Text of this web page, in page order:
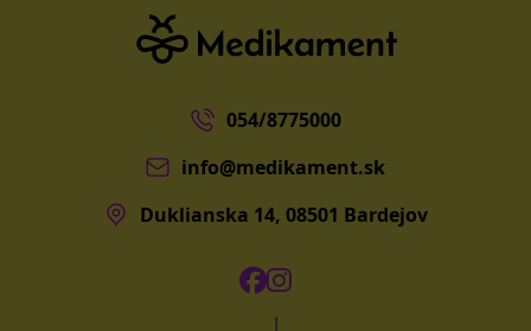
054/8775000
info@medikament.sk
Duklianska 14, 08501 Bardejov